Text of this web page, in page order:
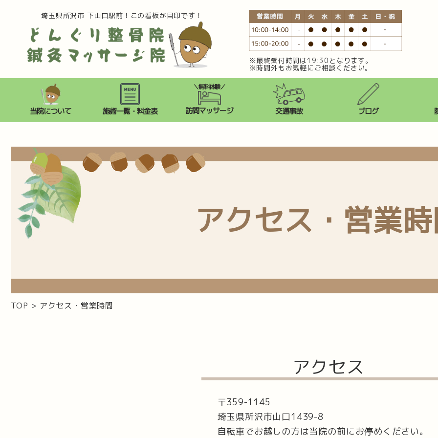
埼玉県所沢市 下山口駅前！この看板が目印です！
※最終受付時間は19:30となります。
※時間外もお気軽にご相談ください。
当院について 施術一覧・料金表
＼無料体験／
訪問マッサージ 交通事故 ブログ
アクセス・営業
TOP > アクセス・営業時間
アクセス
〒359-1145
埼玉県所沢市山口1439-8
自転車でお越しの方は当院の前にお停めください。